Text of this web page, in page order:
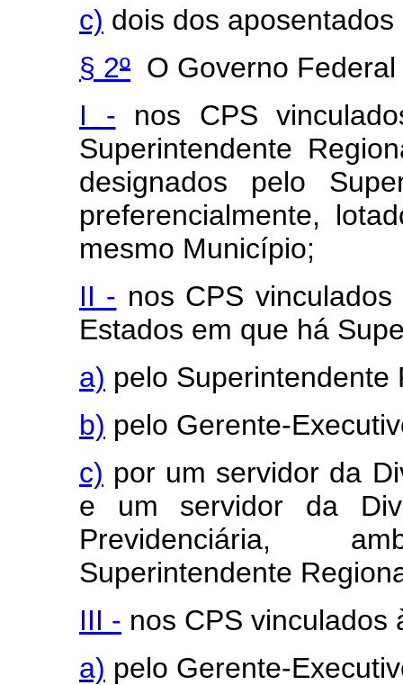
c) dois dos
§ 2º O Governo
I - nos CPS
Superintendente
designados pelo
preferencialmente,
mesmo Município;
II - nos CPS
Estados em que há
a) pelo Superintendente
b) pelo Gerente-
c) por um servidor da
e um servidor da
Previdenciária,
Superintendente
III - nos CPS vinculados
a) pelo Gerente-